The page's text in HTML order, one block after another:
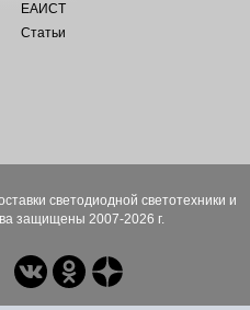
ЕАИСТ
Статьи
светодиодной светотехники и
защищены 2007-2026 г.